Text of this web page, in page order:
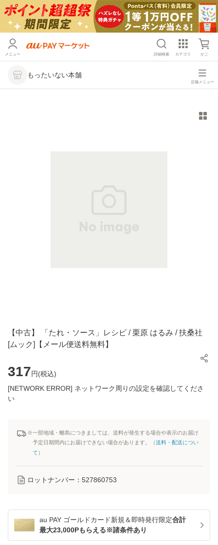
メニュー 詳細検索 カテゴリ かご
もったいない本舗
店舗メニュー
【中古】 「たれ・ソース」レシピ / 栗原 はるみ / 扶桑社
[ムック]【メール便送料無料】
317円(税込)
[NETWORK ERROR] ネットワーク周りの設定を確認してくださ
い
※一部地域・離島につきましては、送料が発生する場合や表示のお届け
予定日期間内にお届けできない場合があります。（送料・配送につい
て ）
ロットナンバー： 527860753
au PAY ゴールドカード新規＆即時発行限定合計
最大23,000Pもらえる※諸条件あり